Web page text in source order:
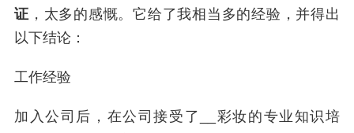
证 ，太多的感慨。它给了我相当多的经验，并得出
以下结论：
工作经验
加入公司后，在公司接受了__彩妆的专业知识培